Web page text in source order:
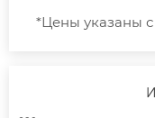
*Цены указаны